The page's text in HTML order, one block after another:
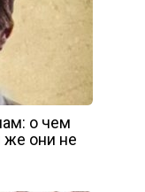
о чем
они не